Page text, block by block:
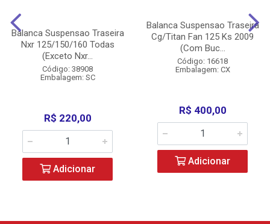
Balanca Suspensao Traseira
Nxr 125/150/160 Todas
(Exceto Nxr...
Código: 38908
Embalagem: SC
R$ 220,00
Adicionar
Balanca Suspensao Traseira
Cg/Titan Fan 125 Ks 2009
(Com Buc...
Código: 16618
Embalagem: CX
R$ 400,00
Adicionar